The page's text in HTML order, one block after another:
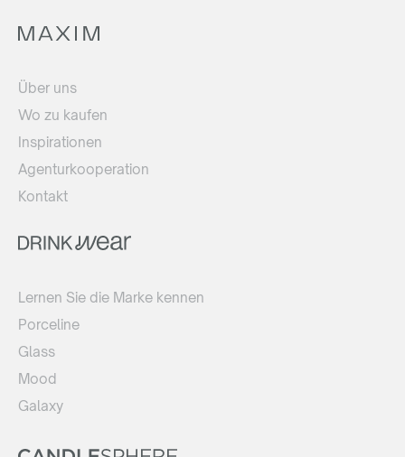
Über uns
Wo zu kaufen
Inspirationen
Agenturkooperation
Kontakt
Lernen Sie die Marke kennen
Porceline
Glass
Mood
Galaxy